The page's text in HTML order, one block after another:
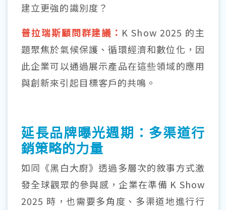
建立更強的識別度？
普拉瑞斯顧問群建議： K Show 2025 的主
題聚焦於氣候保護、循環經濟和數位化，因
此企業可以通過展示產品在這些領域的應用
與創新來引起目標客戶的共鳴。
延長品牌曝光週期：多渠道行
銷策略的力量
如同《黑白大廚》透過多層次的敘事方式激
發全球觀眾的參與感，企業在準備 K Show
2025 時，也需要多角度、多渠道地進行行